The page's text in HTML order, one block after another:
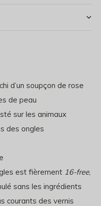
d’un soupçon de rose
de peau
sur les animaux
des ongles
est fièrement 16-free,
sans les ingrédients
courants des vernis